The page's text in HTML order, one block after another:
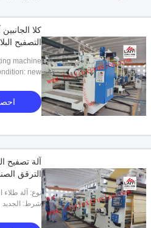
كلا
التصفيح
machine
condition: new
الترقق
نوع: آلة طلاء الورق
شرط: الجديد